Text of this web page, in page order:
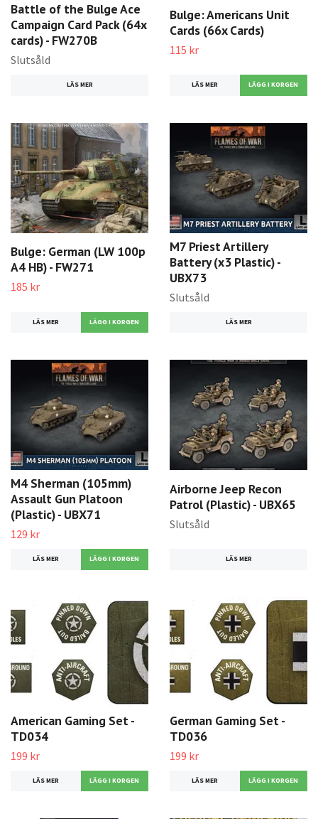
Battle of the Bulge Ace
Campaign Card Pack (64x
cards) - FW270B
Slutsåld
LÄS MER
Bulge: Americans Unit
Cards (66x Cards)
115 kr
LÄS MER
Bulge: German (LW 100p
A4 HB) - FW271
185 kr
LÄS MER
M7 Priest Artillery
Battery (x3 Plastic) -
UBX73
Slutsåld
LÄS MER
M4 Sherman (105mm)
Assault Gun Platoon
(Plastic) - UBX71
129 kr
LÄS MER
Airborne Jeep Recon
Patrol (Plastic) - UBX65
Slutsåld
LÄS MER
American Gaming Set -
TD034
199 kr
LÄS MER
German Gaming Set -
TD036
199 kr
LÄS MER